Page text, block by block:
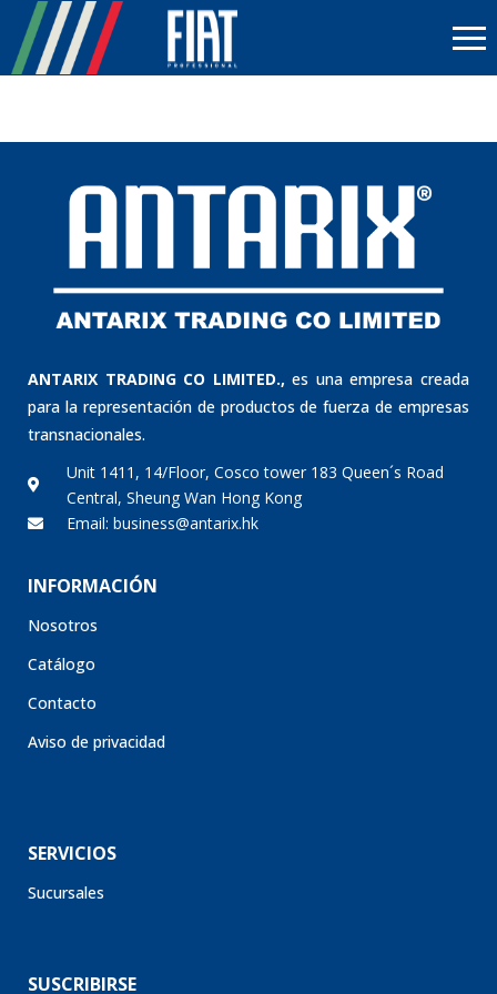
ANTARIX TRADING CO LIMITED., es una empresa creada
para la representación de productos de fuerza de empresas
transnacionales.
Unit 1411, 14/Floor, Cosco tower 183 Queen´s Road
Central, Sheung Wan Hong Kong
Email: business@antarix.hk
INFORMACIÓN
Nosotros
Catálogo
Contacto
Aviso de privacidad
SERVICIOS
Sucursales
SUSCRIBIRSE